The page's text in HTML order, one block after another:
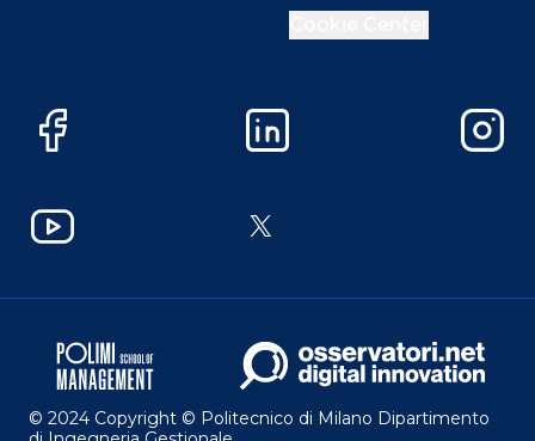
Facebook LinkedIn
YouTube X
© 2024 Copyright © Politecnico di Milano Dipartimento